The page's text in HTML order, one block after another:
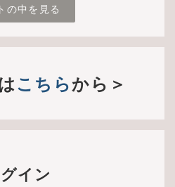
の中を見る
こちらから＞
イン